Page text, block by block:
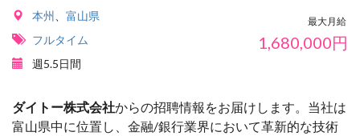
本州
富山県
フルタイム
週5.5日間
最大月給
1,680,000円
ダイトー株式会社からの招聘情報をお届けします。当社は
富山県中に位置し、金融/銀行業界において革新的な技術